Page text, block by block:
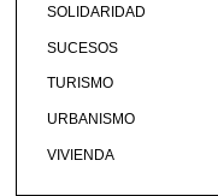
SOLIDARIDAD
SUCESOS
TURISMO
URBANISMO
VIVIENDA